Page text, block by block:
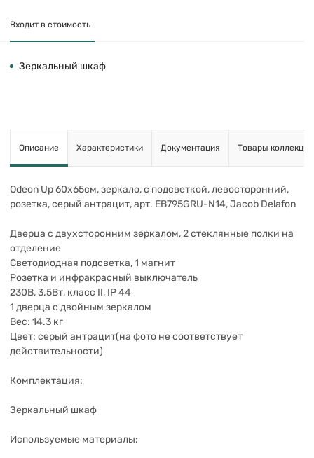
Входит в стоимость
Зеркальный шкаф
Описание Характеристики Документация Товары коллекции
Odeon Up 60х65см, зеркало, с подсветкой, левосторонний,
розетка, серый антрацит, арт. EB795GRU-N14, Jacob Delafon
Дверца с двухсторонним зеркалом, 2 стеклянные полки на
отделение
Светодиодная подсветка, 1 магнит
Розетка и инфракрасный выключатель
230В, 3.5Вт, класс II, IP 44
1 дверца с двойным зеркалом
Вес: 14.3 кг
Цвет: серый антрацит(на фото не соответствует
действительности)
Комплектация:
Зеркальный шкаф
Используемые материалы: